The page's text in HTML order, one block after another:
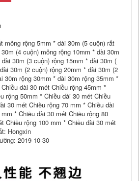
mỏng rộng 5mm * dài 30m (5 cuộn) rất
(4 cuộn) mỏng rộng 10mm * dài 30m
30m (3 cuộn) rộng 15mm * dài 30m (
30m (2 cuộn) rộng 20mm * dài 30m (2
30m rộng 30mm * dài 30m rộng 35mm *
dài 30 mét Chiều rộng 45mm *
rộng 50mm * Chiều dài 30 mét Chiều
30 mét Chiều rộng 70 mm * Chiều dài
* Chiều dài 30 mét Chiều rộng 80
Chiều rộng 100 mm * Chiều dài 30 mét
Hongxin
2019-10-30